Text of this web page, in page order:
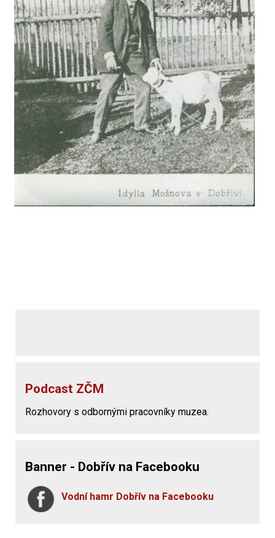
Podcast ZČM
Rozhovory s odbornými pracovníky muzea.
Banner - Dobřív na Facebooku
Vodní hamr Dobřív na Facebooku